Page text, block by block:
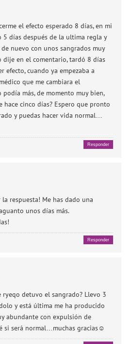
el efecto esperado 8 días, en mi
5 días después de la ultima regla y
nuevo con unos sangrados muy
dije en el comentario, tardó 8 días
efecto, cuando ya empezaba a
que me cambiara el
más, de momento muy bien,
hace cinco días? Espero que pronto
y puedas hacer vida normal…
Responder
respuesta! Me has dado una
unos días más.
Responder
ryeqo detuvo el sangrado? Llevo 3
y está última me ha producido
abundante con expulsión de
si será normal…muchas gracias☺️